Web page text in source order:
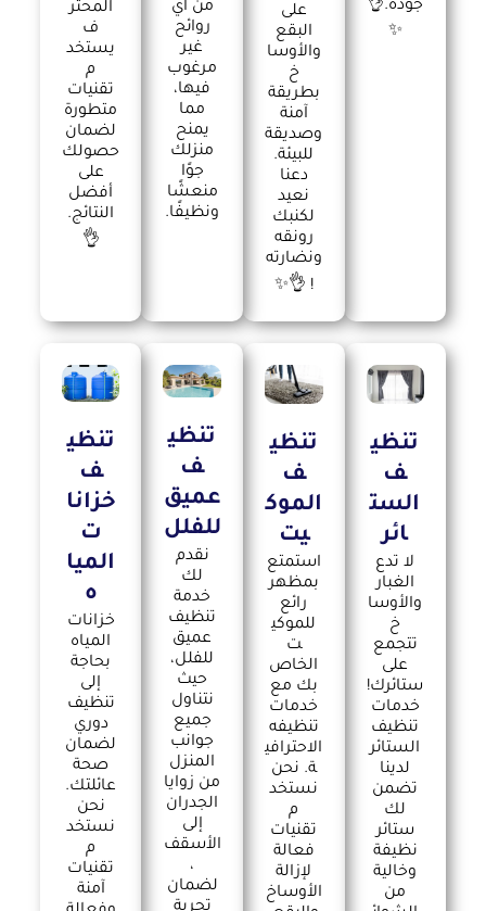
جودة.👌
✨
على
البقع
والأوسا
خ
بطريقة
آمنة
وصديقة
للبيئة.
دعنا
نعيد
لكنبك
رونقه
ونضارته
! 👌✨
من أي
روائح
غير
مرغوب
فيها،
مما
يمنح
منزلك
جوًا
منعشًا
ونظيفًا.
المحتر
ف
يستخد
م
تقنيات
متطورة
لضمان
حصولك
على
أفضل
النتائج.
👌
تنظي
ف
الست
ائر
لا تدع
الغبار
والأوسا
خ
تتجمع
على
ستائرك!
خدمات
تنظيف
الستائر
لدينا
تضمن
لك
ستائر
نظيفة
وخالية
من
تنظي
ف
الموك
يت
استمتع
بمظهر
رائع
للموكي
ت
الخاص
بك مع
خدمات
تنظيفه
الاحترافي
ة. نحن
نستخد
م
تقنيات
فعالة
لإزالة
الأوساخ
تنظي
ف
عميق
للفلل
نقدم
لك
خدمة
تنظيف
عميق
للفلل،
حيث
نتناول
جميع
جوانب
المنزل
من زوايا
الجدران
إلى
الأسقف
،
لضمان
تنظي
ف
خزانا
ت
الميا
ه
خزانات
المياه
بحاجة
إلى
تنظيف
دوري
لضمان
صحة
عائلتك.
نحن
نستخد
م
تقنيات
آمنة